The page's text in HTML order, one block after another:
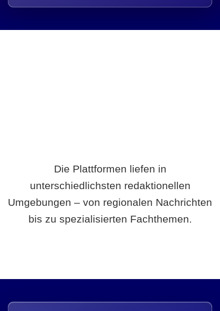
Die Plattformen liefen in
unterschiedlichsten redaktionellen
Umgebungen – von regionalen Nachrichten
bis zu spezialisierten Fachthemen.